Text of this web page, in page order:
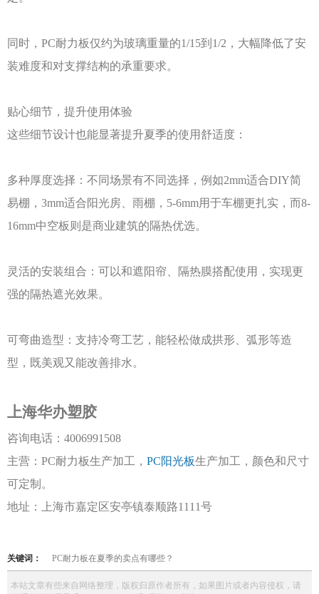
同时， PC耐力板仅约为玻璃重量的1/15到1/2，大幅降低了安
装难度和对支撑结构的承重要求。
贴心细节，提升使用体验
这些细节设计也能显著提升夏季的使用舒适度：
多种厚度选择：不同场景有不同选择，例如2mm适合DIY简
易棚，3mm适合阳光房、雨棚，5-6mm用于车棚更扎实，而8-
16mm中空板则是商业建筑的隔热优选。
灵活的安装组合：可以和遮阳帘、隔热膜搭配使用，实现更
强的隔热遮光效果。
可弯曲造型：支持冷弯工艺，能轻松做成拱形、弧形等造
型，既美观又能改善排水。
上海华办塑胶
咨询电话： 4006991508
主营： PC耐力板生产加工， PC阳光板生产加工，颜色和尺寸
可定制。
地址：上海市嘉定区安亭镇泰顺路1111号
关键词： PC耐力板在夏季的卖点有哪些？
本站文章有些来自网络整理，版权归原作者所有，如果图片或者内容侵权，请